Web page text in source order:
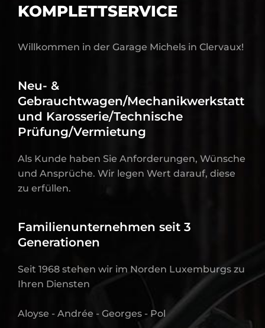
KOMPLETTSERVICE
Willkommen in der Garage Michels in Clervaux!
Neu- &
Gebrauchtwagen/Mechanikwerkstatt
und Karosserie/Technische
Prüfung/Vermietung
Als Kunde haben Sie Anforderungen, Wünsche
und Ansprüche. Wir legen Wert darauf, diese
zu erfüllen.
Familienunternehmen seit 3
Generationen
Seit 1968 stehen wir im Norden Luxemburgs zu
Ihren Diensten
Aloyse - Andrée - Georges - Pol